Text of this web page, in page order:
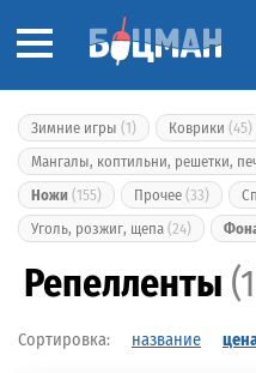
Зимние игры (1) Коврики (45)
Мангалы, коптильни, решетки,
Ножи (155) Прочее (33)
Уголь, розжиг, щепа (24)
Репелленты
название